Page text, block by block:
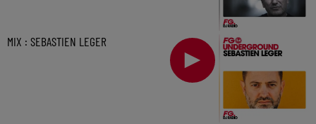
MIX : SEBASTIEN LEGER